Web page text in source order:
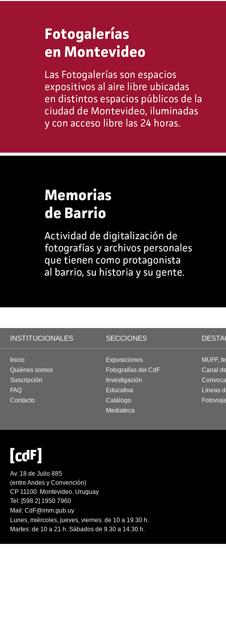
INSTITUCIONALES SECCIONES
Inicio
Quiénes somos
Suscripción
FAQ
Contacto
Exposiciones
Fotografías del CdF
Investigación
Educativa
Catálogo
Mediateca
MUFF,
Canal
Líneas
Av. 18 de Julio 885
(entre Andes y Convención)
CP 11100. Montevideo. Uruguay
Tel: [598 2] 1950 7960
Mail: CdF@imm.gub.uy
Lunes, miércoles, jueves, viernes: de 10 a 19.30 h.
Martes: de 10 a 21 h. Sábados de 9.30 a 14.30 h.